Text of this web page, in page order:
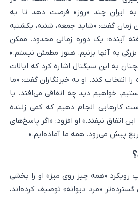
ایران چند «روز» فرصت دهد تا به
زمان گفت: «شاید جمعه، شنبه، یکشنبه
آینده؛ یک دوره زمانی محدود. ممکن
به آنها بزنیم. هنوز مطمئن نیستم.»
به این سیگنال اشاره کرد که ایالات
انتخاب کند. او به خبرنگاران گفت: «ما
خواهیم دید چه اتفاقی می‌افتد. یا
کارهایی انجام دهیم که کمی زننده
اتفاق نیفتد.» او افزود: «اگر پاسخ‌های
پیش می‌رود. همه ما آماده‌ایم.»
رویکرد «همه چیز روی میز» او را بخشی
«مرد دیوانه» توصیف کرده‌اند،